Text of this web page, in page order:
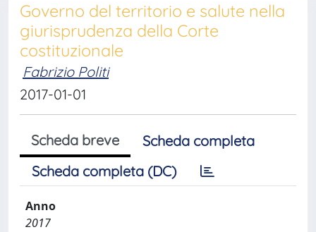
Governo del territorio e salute nella
giurisprudenza della Corte
costituzionale
Fabrizio Politi
2017-01-01
Scheda breve
Scheda completa
Scheda completa (DC)
Anno
2017